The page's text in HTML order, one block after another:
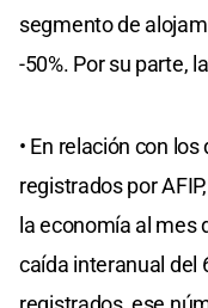
segmento de
-50%. Por su parte,
• En relación con
registrados por
la economía al mes
caída interanual del